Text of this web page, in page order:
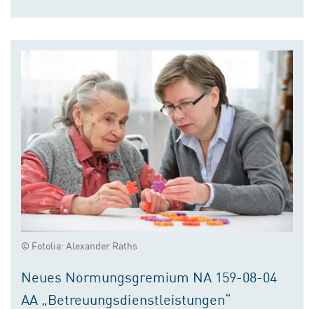
© Fotolia: Alexander Raths
Neues Normungsgremium NA 159-08-04
AA „Betreuungsdienstleistungen“